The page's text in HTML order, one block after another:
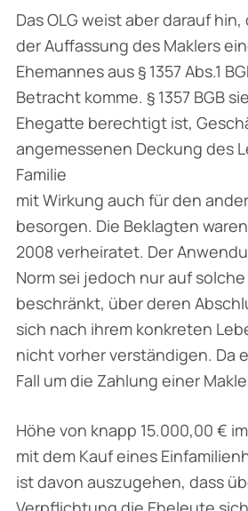
Das OLG weist aber darauf
der Auffassung des Maklers
Ehemannes aus § 1357 Abs.1
Betracht komme. § 1357 BGB
Ehegatte berechtigt ist,
angemessenen Deckung des
Familie
mit Wirkung auch für den
besorgen. Die Beklagten
2008 verheiratet. Der
Norm sei jedoch nur auf
beschränkt, über deren
sich nach ihrem konkreten
nicht vorher verständigen. Da
Fall um die Zahlung einer
Höhe von knapp 15.000,00 €
mit dem Kauf eines
ist davon auszugehen, dass